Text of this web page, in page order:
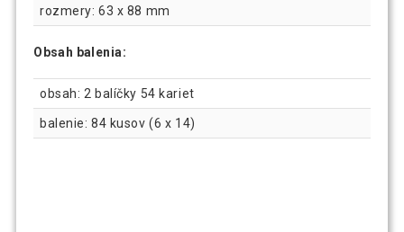
rozmery: 63 x 88 mm
Obsah balenia:
obsah: 2 balíčky 54 kariet
balenie: 84 kusov (6 x 14)